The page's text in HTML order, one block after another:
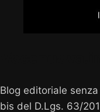
Blog editoriale
bis del D.Lgs. 63/